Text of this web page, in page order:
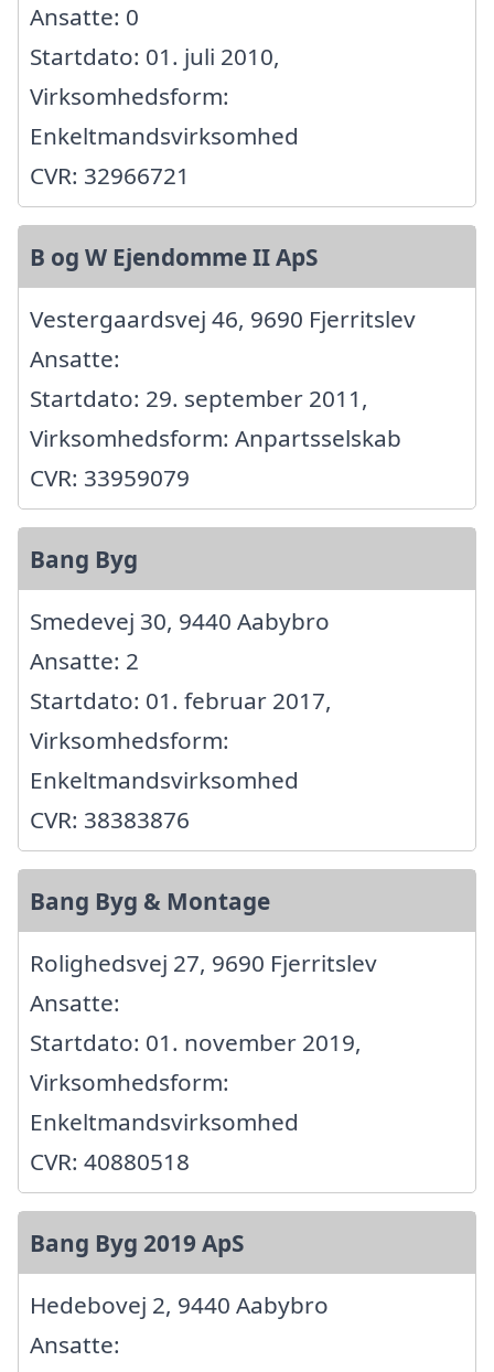
Ansatte: 0
Startdato: 01. juli 2010,
Virksomhedsform:
Enkeltmandsvirksomhed
CVR: 32966721
B og W Ejendomme II ApS
Vestergaardsvej 46, 9690 Fjerritslev
Ansatte:
Startdato: 29. september 2011,
Virksomhedsform: Anpartsselskab
CVR: 33959079
Bang Byg
Smedevej 30, 9440 Aabybro
Ansatte: 2
Startdato: 01. februar 2017,
Virksomhedsform:
Enkeltmandsvirksomhed
CVR: 38383876
Bang Byg & Montage
Rolighedsvej 27, 9690 Fjerritslev
Ansatte:
Startdato: 01. november 2019,
Virksomhedsform:
Enkeltmandsvirksomhed
CVR: 40880518
Bang Byg 2019 ApS
Hedebovej 2, 9440 Aabybro
Ansatte: